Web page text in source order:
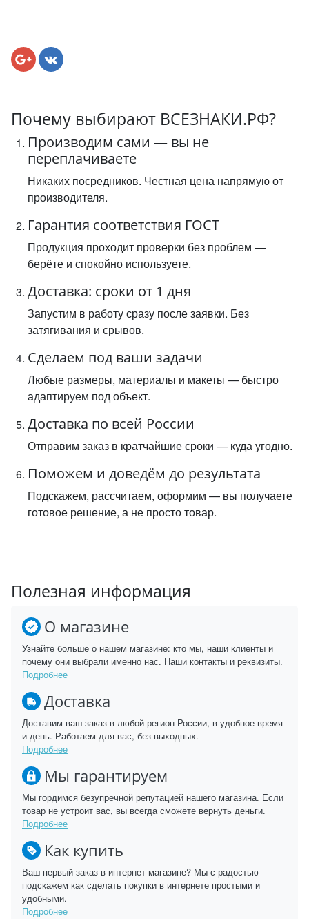
Почему выбирают ВСЕЗНАКИ.РФ?
Производим сами — вы не
переплачиваете
Никаких посредников. Честная цена напрямую от
производителя.
Гарантия соответствия ГОСТ
Продукция проходит проверки без проблем —
берёте и спокойно используете.
Доставка: сроки от 1 дня
Запустим в работу сразу после заявки. Без
затягивания и срывов.
Сделаем под ваши задачи
Любые размеры, материалы и макеты — быстро
адаптируем под объект.
Доставка по всей России
Отправим заказ в кратчайшие сроки — куда угодно.
Поможем и доведём до результата
Подскажем, рассчитаем, оформим — вы получаете
готовое решение, а не просто товар.
Полезная информация
О магазине
Узнайте больше о нашем магазине: кто мы, наши клиенты и
почему они выбрали именно нас. Наши контакты и реквизиты.
Подробнее
Доставка
Доставим ваш заказ в любой регион России, в удобное время
и день. Работаем для вас, без выходных.
Подробнее
Мы гарантируем
Мы гордимся безупречной репутацией нашего магазина. Если
товар не устроит вас, вы всегда сможете вернуть деньги.
Подробнее
Как купить
Ваш первый заказ в интернет-магазине? Мы с радостью
подскажем как сделать покупки в интернете простыми и
удобными.
Подробнее